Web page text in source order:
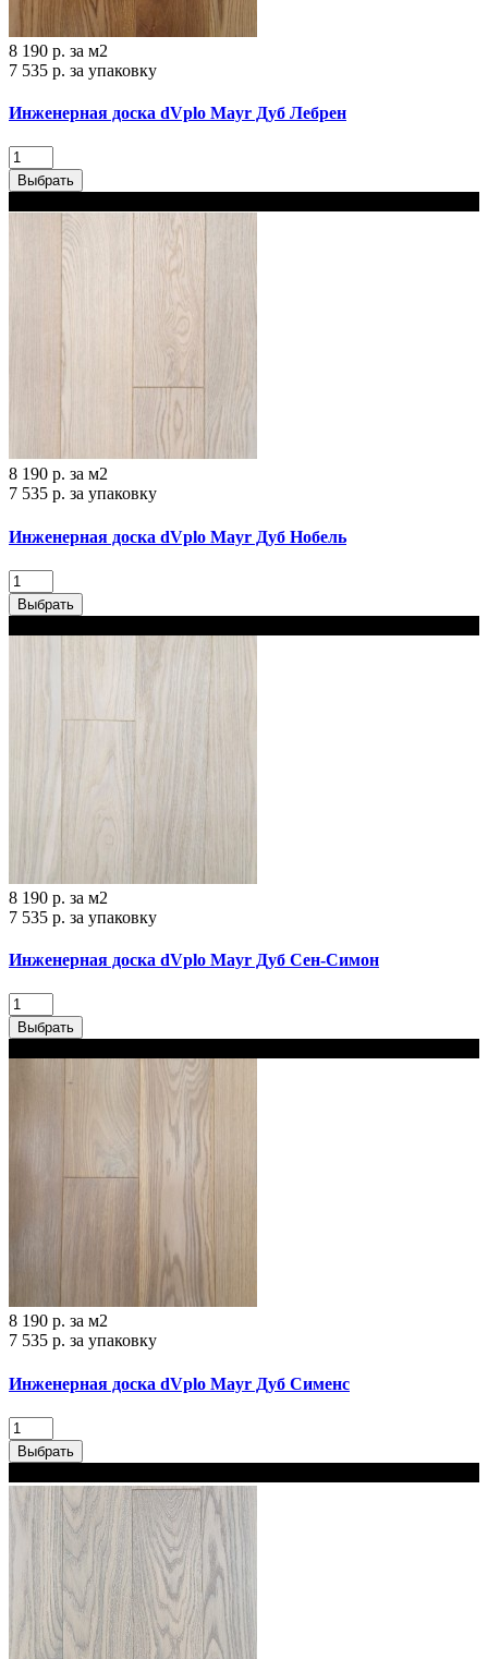
8 190 р. за м2
7 535 р. за упаковку
Инженерная доска dVplo Mayr Дуб Лебрен‎
Выбрать
8 190 р. за м2
7 535 р. за упаковку
Инженерная доска dVplo Mayr Дуб Нобель‎
Выбрать
8 190 р. за м2
7 535 р. за упаковку
Инженерная доска dVplo Mayr Дуб Сен-Симон
Выбрать
8 190 р. за м2
7 535 р. за упаковку
Инженерная доска dVplo Mayr Дуб Сименс
Выбрать